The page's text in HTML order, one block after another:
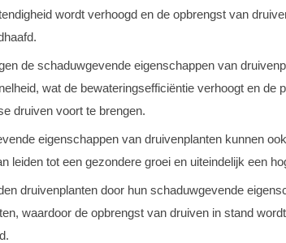
wordt verhoogd en de opbrengst van
de schaduwgevende eigenschappen van
wat de bewateringsefficiëntie verhoogt en de
druiven voort te brengen.
eigenschappen van druivenplanten kunnen
leiden tot een gezondere groei en uiteindelijk een
druivenplanten door hun schaduwgevende
waardoor de opbrengst van druiven in stand